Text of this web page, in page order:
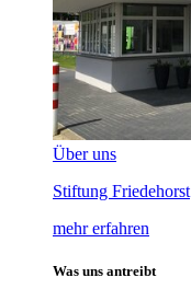
Über uns
Stiftung Friedehorst
mehr erfahren
Was uns antreibt